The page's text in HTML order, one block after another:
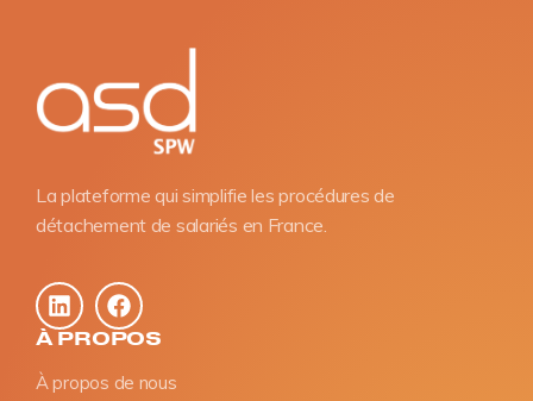
La plateforme qui simplifie les procédures de
détachement de salariés en France.
À PROPOS
À propos de nous